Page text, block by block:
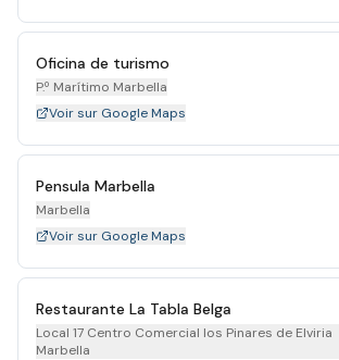
Oficina de turismo
P.º Marítimo Marbella
Voir sur Google Maps
Pensula Marbella
Marbella
Voir sur Google Maps
Restaurante La Tabla Belga
Local 17 Centro Comercial los Pinares de Elviria
Marbella